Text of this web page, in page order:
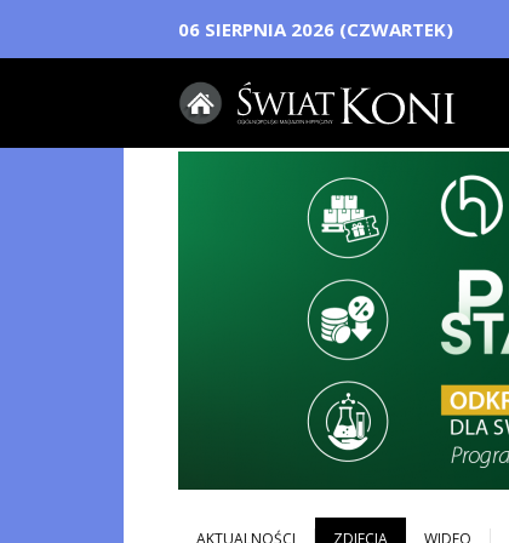
06 SIERPNIA 2026 (CZWARTEK)
AKTUALNOŚCI ZDJECIA WIDEO